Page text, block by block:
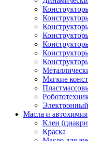
Мягкие
Масла и автохимия
Клеи
Краска